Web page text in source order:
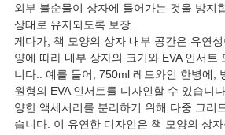
외부 불순물이 상자에 들어가는 것을 방지
상태로 유지되도록 보장.
게다가, 책 모양의 상자 내부 공간은 유연
양에 따라 내부 상자의 크기와 EVA 인서트
니다.. 예를 들어, 750ml 레드와인 한병에,
원형의 EVA 인서트를 디자인할 수 있습니
양한 액세서리를 분리하기 위해 다중 그리
습니다. 이 유연한 디자인은 책 모양의 상